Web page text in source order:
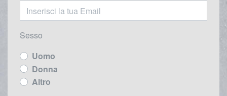
Sesso
Uomo
Donna
Altro